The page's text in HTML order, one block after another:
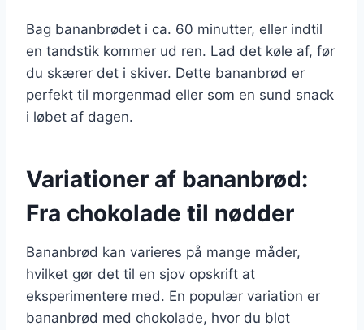
Bag bananbrødet i ca. 60 minutter, eller indtil
en tandstik kommer ud ren. Lad det køle af, før
du skærer det i skiver. Dette bananbrød er
perfekt til morgenmad eller som en sund snack
i løbet af dagen.
Variationer af bananbrød:
Fra chokolade til nødder
Bananbrød kan varieres på mange måder,
hvilket gør det til en sjov opskrift at
eksperimentere med. En populær variation er
bananbrød med chokolade, hvor du blot